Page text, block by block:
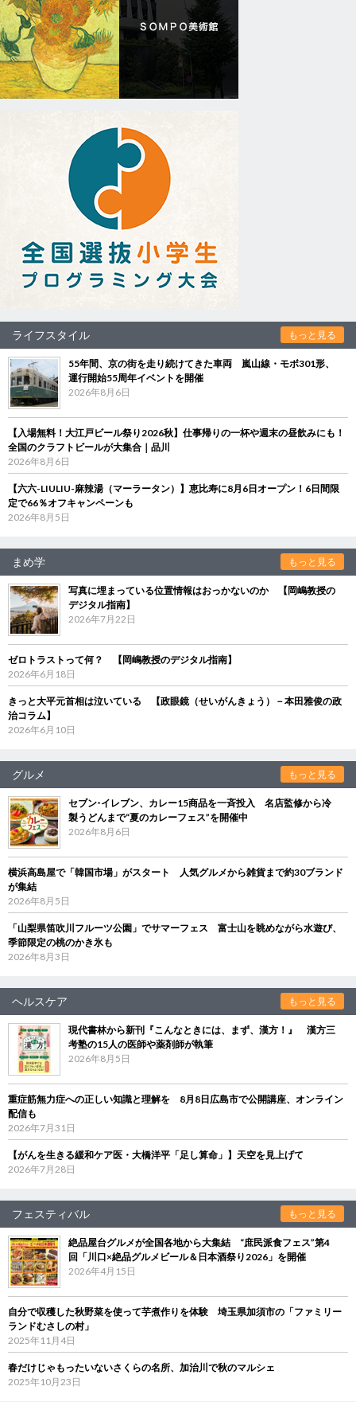
ライフスタイル もっと見る
55年間、京の街を走り続けてきた車両 嵐山線・モボ301形、
運行開始55周年イベントを開催
2026年8月6日
【入場無料！大江戸ビール祭り2026秋】仕事帰りの一杯や週末の昼飲みにも！
全国のクラフトビールが大集合｜品川
2026年8月6日
【六六-LIULIU-麻辣湯（マーラータン）】恵比寿に8月6日オープン！6日間限
定で66％オフキャンペーンも
2026年8月5日
まめ学 もっと見る
写真に埋まっている位置情報はおっかないのか 【岡嶋教授の
デジタル指南】
2026年7月22日
ゼロトラストって何？ 【岡嶋教授のデジタル指南】
2026年6月18日
きっと大平元首相は泣いている 【政眼鏡（せいがんきょう）－本田雅俊の政
治コラム】
2026年6月10日
グルメ もっと見る
セブン‐イレブン、カレー15商品を一斉投入 名店監修から冷
製うどんまで“夏のカレーフェス”を開催中
2026年8月6日
横浜高島屋で「韓国市場」がスタート 人気グルメから雑貨まで約30ブランド
が集結
2026年8月5日
「山梨県笛吹川フルーツ公園」でサマーフェス 富士山を眺めながら水遊び、
季節限定の桃のかき氷も
2026年8月3日
ヘルスケア もっと見る
現代書林から新刊『こんなときには、まず、漢方！』 漢方三
考塾の15人の医師や薬剤師が執筆
2026年8月5日
重症筋無力症への正しい知識と理解を 8月8日広島市で公開講座、オンライン
配信も
2026年7月31日
【がんを生きる緩和ケア医・大橋洋平「足し算命」】天空を見上げて
2026年7月28日
フェスティバル もっと見る
絶品屋台グルメが全国各地から大集結 “庶民派食フェス”第4
回「川口×絶品グルメビール＆日本酒祭り2026」を開催
2026年4月15日
自分で収穫した秋野菜を使って芋煮作りを体験 埼玉県加須市の「ファミリー
ランドむさしの村」
2025年11月4日
春だけじゃもったいないさくらの名所、加治川で秋のマルシェ
2025年10月23日